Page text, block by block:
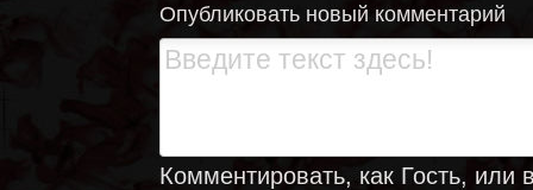
Опубликовать новый комментарий
Комментировать, как Гость, или